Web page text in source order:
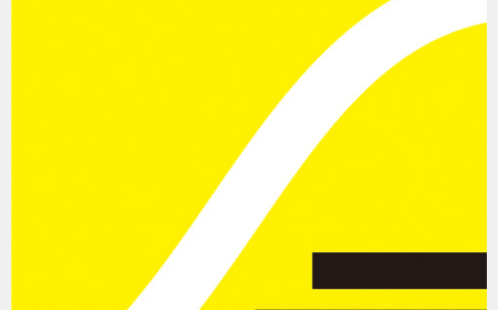
多賀城市立図書館にて。プロジェクションマッピングやARも活用し、歴史や文
企業のCSR活動の一環として、ジオラマを使った防災授業のお手伝
いをしています（JT様、日本放送協会様など）